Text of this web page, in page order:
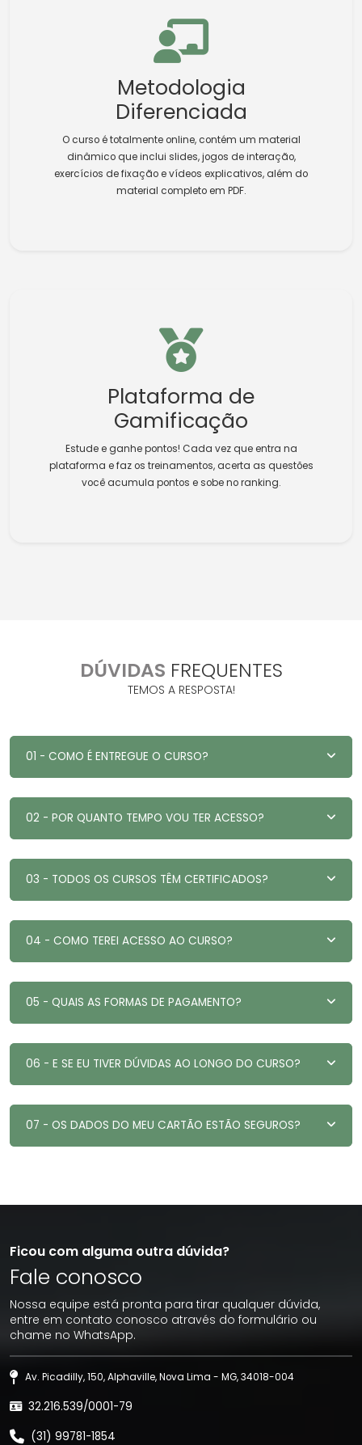
Metodologia
Diferenciada
O curso é totalmente online, contém um material
dinâmico que inclui slides, jogos de interação,
exercícios de fixação e vídeos explicativos, além do
material completo em PDF.
Plataforma de
Gamificação
Estude e ganhe pontos! Cada vez que entra na
plataforma e faz os treinamentos, acerta as questões
você acumula pontos e sobe no ranking.
DÚVIDAS FREQUENTES
TEMOS A RESPOSTA!
01 - COMO É ENTREGUE O CURSO?
02 - POR QUANTO TEMPO VOU TER ACESSO?
03 - TODOS OS CURSOS TÊM CERTIFICADOS?
04 - COMO TEREI ACESSO AO CURSO?
05 - QUAIS AS FORMAS DE PAGAMENTO?
06 - E SE EU TIVER DÚVIDAS AO LONGO DO CURSO?
07 - OS DADOS DO MEU CARTÃO ESTÃO SEGUROS?
Ficou com alguma outra dúvida?
Fale conosco
Nossa equipe está pronta para tirar qualquer dúvida,
entre em contato conosco através do formulário ou
chame no WhatsApp.
Av. Picadilly, 150, Alphaville, Nova Lima - MG, 34018-004
32.216.539/0001-79
(31) 99781-1854